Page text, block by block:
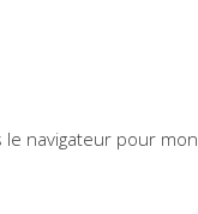
navigateur pour mon